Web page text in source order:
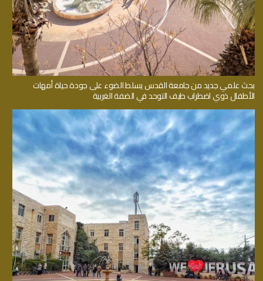
بحث علمي جديد من جامعة القدس يسلط الضوء على جودة حياة أمهات
الأطفال ذوي اضطراب طيف التوحد في الضفة الغربية